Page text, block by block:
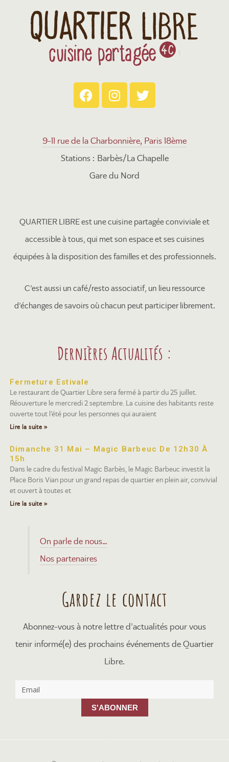
9-11 rue de la Charbonnière, Paris 18ème
Stations : Barbès/La Chapelle
Gare du Nord
QUARTIER LIBRE est une cuisine partagée conviviale et
accessible à tous, qui met son espace et ses cuisines
équipées à la disposition des familles et des professionnels.
C’est aussi un café/resto associatif, un lieu ressource
d’échanges de savoirs où chacun peut participer librement.
Dernières Actualités :
Fermeture Estivale
Le restaurant de Quartier Libre sera fermé à partir du 25 juillet.
Réouverture le mercredi 2 septembre. La cuisine des habitants reste
ouverte tout l’été pour les personnes qui auraient
Lire la suite »
Dimanche 31 Mai – Magic Barbeuc De 12h30 À
15h
Dans le cadre du festival Magic Barbès, le Magic Barbeuc investit la
Place Boris Vian pour un grand repas de quartier en plein air, convivial
et ouvert à toutes et
Lire la suite »
On parle de nous…
Nos partenaires
Gardez le contact
Abonnez-vous à notre lettre d’actualités pour vous
tenir informé(e) des prochains événements de Quartier
Libre.
S'ABONNER